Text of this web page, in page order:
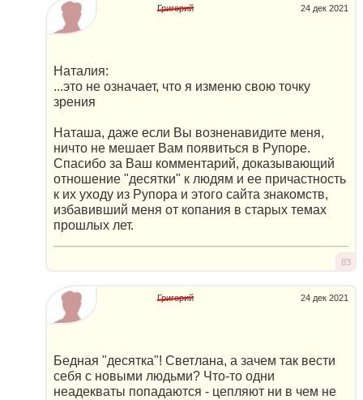
24 дек 2021
Григорий
Наталия:
...это не означает, что я изменю свою точку
зрения
Наташа, даже если Вы возненавидите меня,
ничто не мешает Вам появиться в Рупоре.
Спасибо за Ваш комментарий, доказывающий
отношение "десятки" к людям и ее причастность
к их уходу из Рупора и этого сайта знакомств,
избавивший меня от копания в старых темах
прошлых лет.
83
24 дек 2021
Григорий
Бедная "десятка"! Светлана, а зачем так вести
себя с новыми людьми? Что-то одни
неадекваты попадаются - цепляют ни в чем не